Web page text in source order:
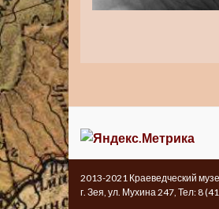
2013-2021 Краеведческий
г. Зея, ул. Мухина 247, Тел: 8